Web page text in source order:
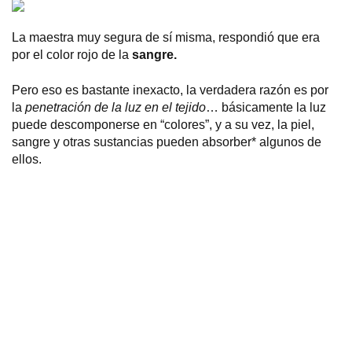
La maestra muy segura de sí misma, respondió que era
por el color rojo de la sangre.
Pero eso es bastante inexacto, la verdadera razón es por
la penetración de la luz en el tejido… básicamente la luz
puede descomponerse en “colores”, y a su vez, la piel,
sangre y otras sustancias pueden absorber* algunos de
ellos.